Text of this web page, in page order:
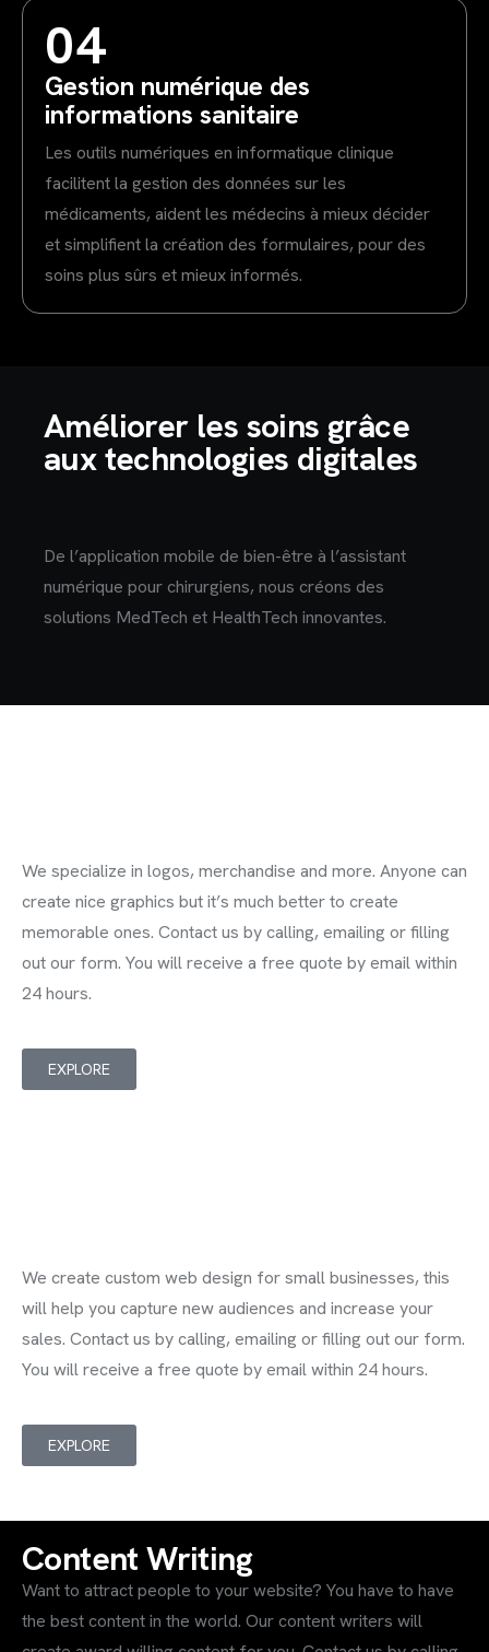
04
Gestion numérique des
informations sanitaire
Les outils numériques en informatique clinique
facilitent la gestion des données sur les
médicaments, aident les médecins à mieux décider
et simplifient la création des formulaires, pour des
soins plus sûrs et mieux informés.
Améliorer les soins grâce
aux technologies digitales
De l’application mobile de bien-être à l’assistant
numérique pour chirurgiens, nous créons des
solutions MedTech et HealthTech innovantes.
We specialize in logos, merchandise and more. Anyone can
create nice graphics but it’s much better to create
memorable ones. Contact us by calling, emailing or filling
out our form. You will receive a free quote by email within
24 hours.
EXPLORE
We create custom web design for small businesses, this
will help you capture new audiences and increase your
sales. Contact us by calling, emailing or filling out our form.
You will receive a free quote by email within 24 hours.
EXPLORE
Content Writing
Want to attract people to your website? You have to have
the best content in the world. Our content writers will